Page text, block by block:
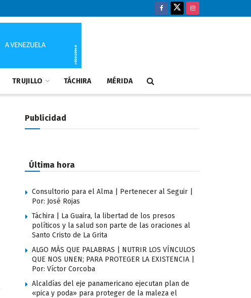
TRUJILLO TÁCHIRA MÉRIDA
Publicidad
Última hora
Consultorio para el Alma | Pertenecer al Seguir |
Por: José Rojas
Táchira | La Guaira, la libertad de los presos
políticos y la salud son parte de las oraciones al
Santo Cristo de La Grita
ALGO MÁS QUE PALABRAS | NUTRIR LOS VÍNCULOS
QUE NOS UNEN; PARA PROTEGER LA EXISTENCIA |
Por: Víctor Corcoba
Alcaldías del eje panamericano ejecutan plan de
«pica y poda» para proteger de la maleza el